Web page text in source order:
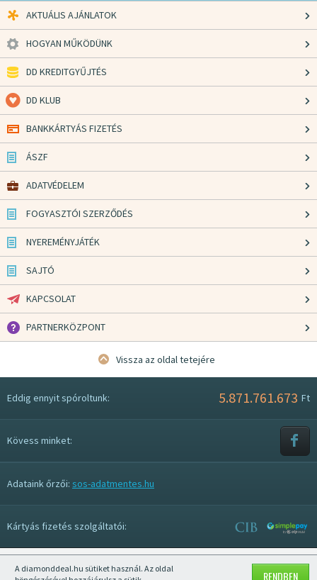
A diamonddeal.hu sütiket használ. Az oldal
RENDBEN
AKTUÁLIS AJÁNLATOK
HOGYAN MŰKÖDÜNK
DD KREDITGYŰJTÉS
DD KLUB
BANKKÁRTYÁS FIZETÉS
ÁSZF
ADATVÉDELEM
FOGYASZTÓI SZERZŐDÉS
NYEREMÉNYJÁTÉK
SAJTÓ
KAPCSOLAT
PARTNERKÖZPONT
Vissza az oldal tetejére
Eddig ennyit spóroltunk: 5.871.761.673 Ft
Kövess minket:
Adataink őrzői: sos-adatmentes.hu
Kártyás fizetés szolgáltatói:
Mobil nézet kikapcsolása